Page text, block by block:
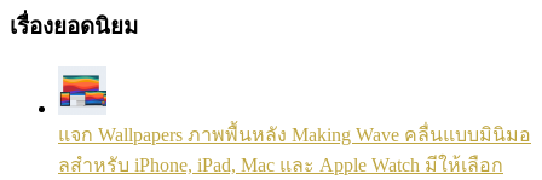
เรื่องยอดนิยม
แจก Wallpapers ภาพพื้นหลัง Making Wave คลื่นแบบมินิมอ
ลสำหรับ iPhone, iPad, Mac และ Apple Watch มีให้เลือก